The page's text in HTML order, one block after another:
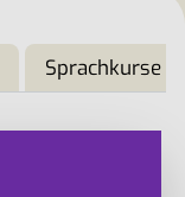
Sprachkurse